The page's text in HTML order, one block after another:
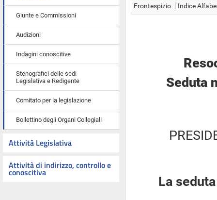
Giunte e Commissioni
Audizioni
Indagini conoscitive
Stenografici delle sedi
Legislativa e Redigente
Comitato per la legislazione
Bollettino degli Organi Collegiali
Attività Legislativa
Attività di indirizzo, controllo e
conoscitiva
Frontespizio Indice
Seduta
La